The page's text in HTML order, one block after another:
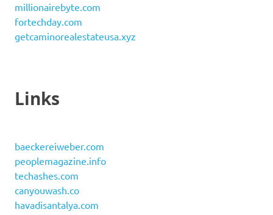
millionairebyte.com
fortechday.com
getcaminorealestateusa.xyz
Links
baeckereiweber.com
peoplemagazine.info
techashes.com
canyouwash.co
havadisantalya.com